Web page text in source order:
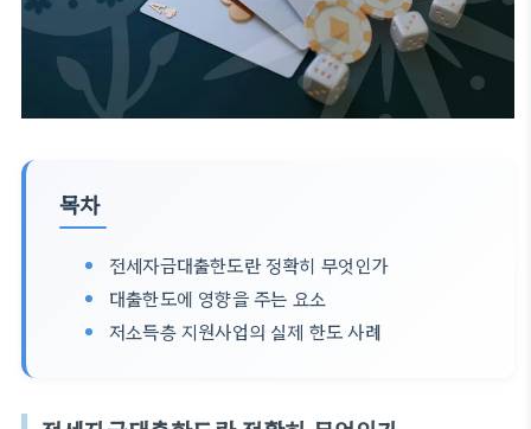
목차
전세자금대출한도란 정확히 무엇인가
대출한도에 영향을 주는 요소
저소득층 지원사업의 실제 한도 사례